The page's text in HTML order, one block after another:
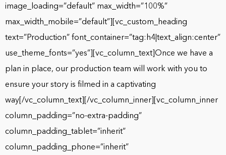
image_loading=”default” max_width=”100%”
max_width_mobile=”default”][vc_custom_heading
text=”Production” font_container=”tag:h4|text_align:center”
use_theme_fonts=”yes”][vc_column_text]Once we have a
plan in place, our production team will work with you to
ensure your story is filmed in a captivating
way[/vc_column_text][/vc_column_inner][vc_column_inner
column_padding=”no-extra-padding”
column_padding_tablet=”inherit”
column_padding_phone=”inherit”